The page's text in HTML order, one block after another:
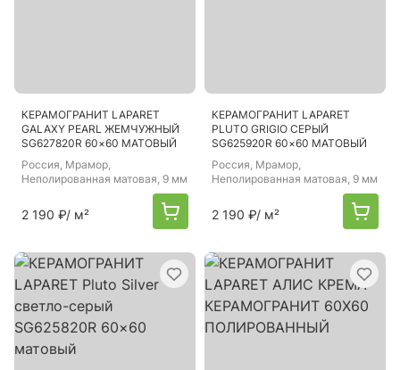
КЕРАМОГРАНИТ LAPARET
GALAXY PEARL ЖЕМЧУЖНЫЙ
SG627820R 60×60 МАТОВЫЙ
Россия, Мрамор,
Неполированная матовая, 9 мм
2 190 ₽/ м²
КЕРАМОГРАНИТ LAPARET
PLUTO GRIGIO СЕРЫЙ
SG625920R 60×60 МАТОВЫЙ
Россия, Мрамор,
Неполированная матовая, 9 мм
2 190 ₽/ м²